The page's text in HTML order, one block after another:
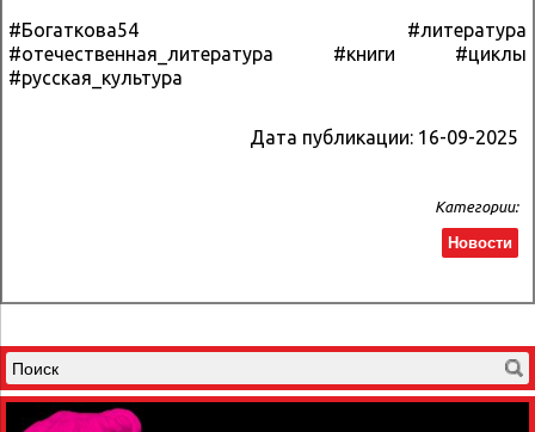
#Богаткова54 #литература
#отечественная_литература #книги #циклы
#русская_культура
Дата публикации: 16-09-2025
Категории:
Новости